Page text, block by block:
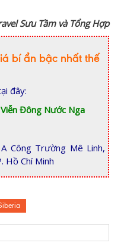
Sưu Tầm và Tổng Hợp
bí ẩn bậc nhất thế
đây:
Đông Nước Nga
Công Trường Mê Linh,
Hồ Chí Minh